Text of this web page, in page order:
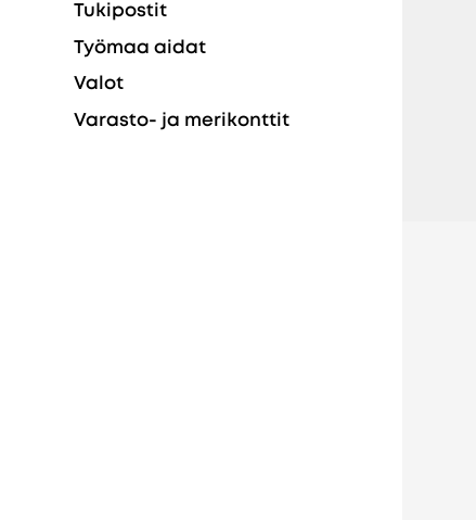
Tukipostit
Työmaa aidat
Valot
Varasto- ja merikonttit